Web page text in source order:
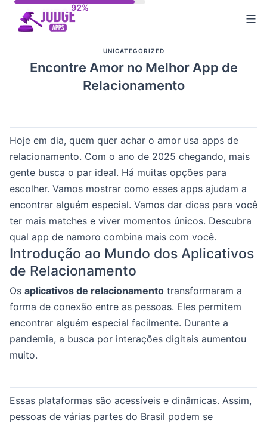
UNICATEGORIZED
Encontre Amor no Melhor App de
Relacionamento
Hoje em dia, quem quer achar o amor usa apps de
relacionamento. Com o ano de 2025 chegando, mais
gente busca o par ideal. Há muitas opções para
escolher. Vamos mostrar como esses apps ajudam a
encontrar alguém especial. Vamos dar dicas para você
ter mais matches e viver momentos únicos. Descubra
qual app de namoro combina mais com você.
Introdução ao Mundo dos Aplicativos
de Relacionamento
Os aplicativos de relacionamento transformaram a
forma de conexão entre as pessoas. Eles permitem
encontrar alguém especial facilmente. Durante a
pandemia, a busca por interações digitais aumentou
muito.
Essas plataformas são acessíveis e dinâmicas. Assim,
pessoas de várias partes do Brasil podem se